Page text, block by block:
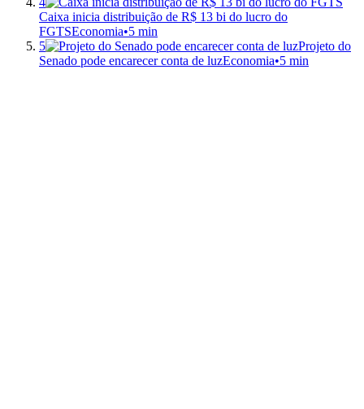
Caixa inicia distribuição de R$ 13 bi do lucro do
FGTSEconomia•5 min
5
Projeto do
Senado pode encarecer conta de luzEconomia•5 min